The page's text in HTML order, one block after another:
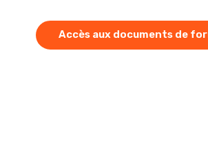
Accès aux documents de